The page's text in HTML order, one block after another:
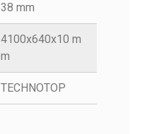
38 mm
4100x640x10 m
m
TECHNOTOP